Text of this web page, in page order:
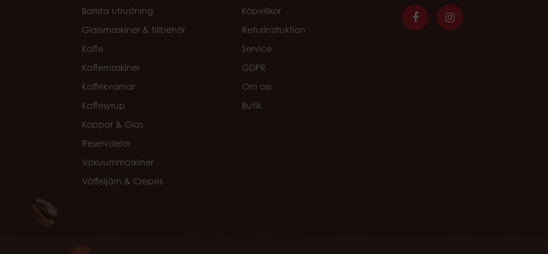
Barista utrustning
Glassmaskiner & tillbehör
Kaffe
Kaffemaskiner
Kaffekvarnar
Kaffesyrup
Koppar & Glas
Reservdelar
Vakuummaskiner
Våffeljärn & Crepes
Köpvillkor
Returinstruktion
Service
GDPR
Om oss
Butik